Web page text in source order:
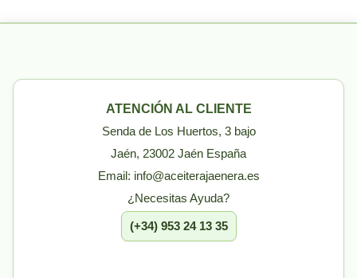
ATENCIÓN AL CLIENTE
Senda de Los Huertos, 3 bajo
Jaén, 23002 Jaén España
Email: info@aceiterajaenera.es
¿Necesitas Ayuda?
(+34) 953 24 13 35